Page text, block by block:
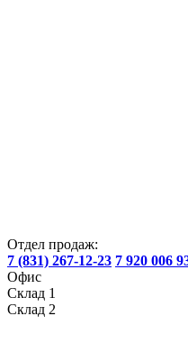
Отдел продаж:
7 (831) 267-12-23 7 920 006
Офис
Склад 1
Склад 2